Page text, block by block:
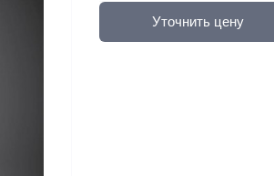
Уточнить цену